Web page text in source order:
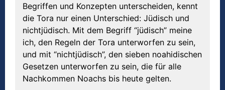
Begriffen und Konzepten unterscheiden, kennt
die Tora nur einen Unterschied: Jüdisch und
nichtjüdisch. Mit dem Begriff “jüdisch” meine
ich, den Regeln der Tora unterworfen zu sein,
und mit “nichtjüdisch”, den sieben noahidischen
Gesetzen unterworfen zu sein, die für alle
Nachkommen Noachs bis heute gelten.